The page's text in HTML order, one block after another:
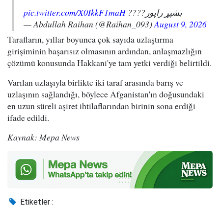
بشپړ راپور????pic.twitter.com/X0IkkF1maH
— Abdullah Raihan (@Raihan_093)August 9, 2026
Tarafların, yıllar boyunca çok sayıda uzlaştırma
girişiminin başarısız olmasının ardından, anlaşmazlığın
çözümü konusunda Hakkani'ye tam yetki verdiği belirtildi.
Varılan uzlaşıyla birlikte iki taraf arasında barış ve
uzlaşının sağlandığı, böylece Afganistan'ın doğusundaki
en uzun süreli aşiret ihtilaflarından birinin sona erdiği
ifade edildi.
Kaynak: Mepa News
Etiketler :